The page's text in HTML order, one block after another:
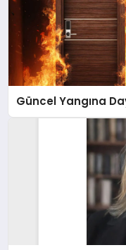
Güncel Yangına